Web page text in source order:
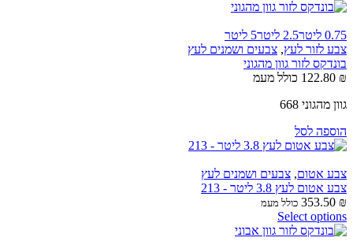
0.75 ליטר 2.5 ליטר
5 ליטר
צבע לזור לעץ, צבעים ושמנים לעץ
בונדקס לזור גוון מהגוני
122.80 ₪
כולל מעמ
גוון מהגוני 668
הוספה לסל
צבע אטום, צבעים ושמנים לעץ
צבע אטום לעץ 3.8 ליטר - 213
353.50 ₪ כולל מעמ
Select options